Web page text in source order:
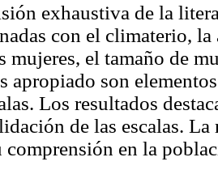
exhaustiva de la
con el climaterio,
mujeres, el tamaño de
apropiado son
Los resultados
de las escalas.
comprensión en la